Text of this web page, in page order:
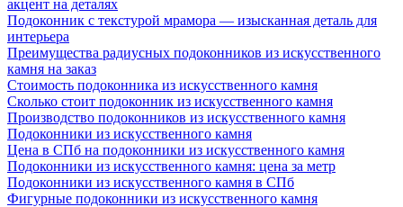
акцент на деталях
Подоконник с текстурой мрамора — изысканная деталь для
интерьера
Преимущества радиусных подоконников из искусственного
камня на заказ
Стоимость подоконника из искусственного камня
Сколько стоит подоконник из искусственного камня
Производство подоконников из искусственного камня
Подоконники из искусственного камня
Цена в СПб на подоконники из искусственного камня
Подоконники из искусственного камня: цена за метр
Подоконники из искусственного камня в СПб
Фигурные подоконники из искусственного камня